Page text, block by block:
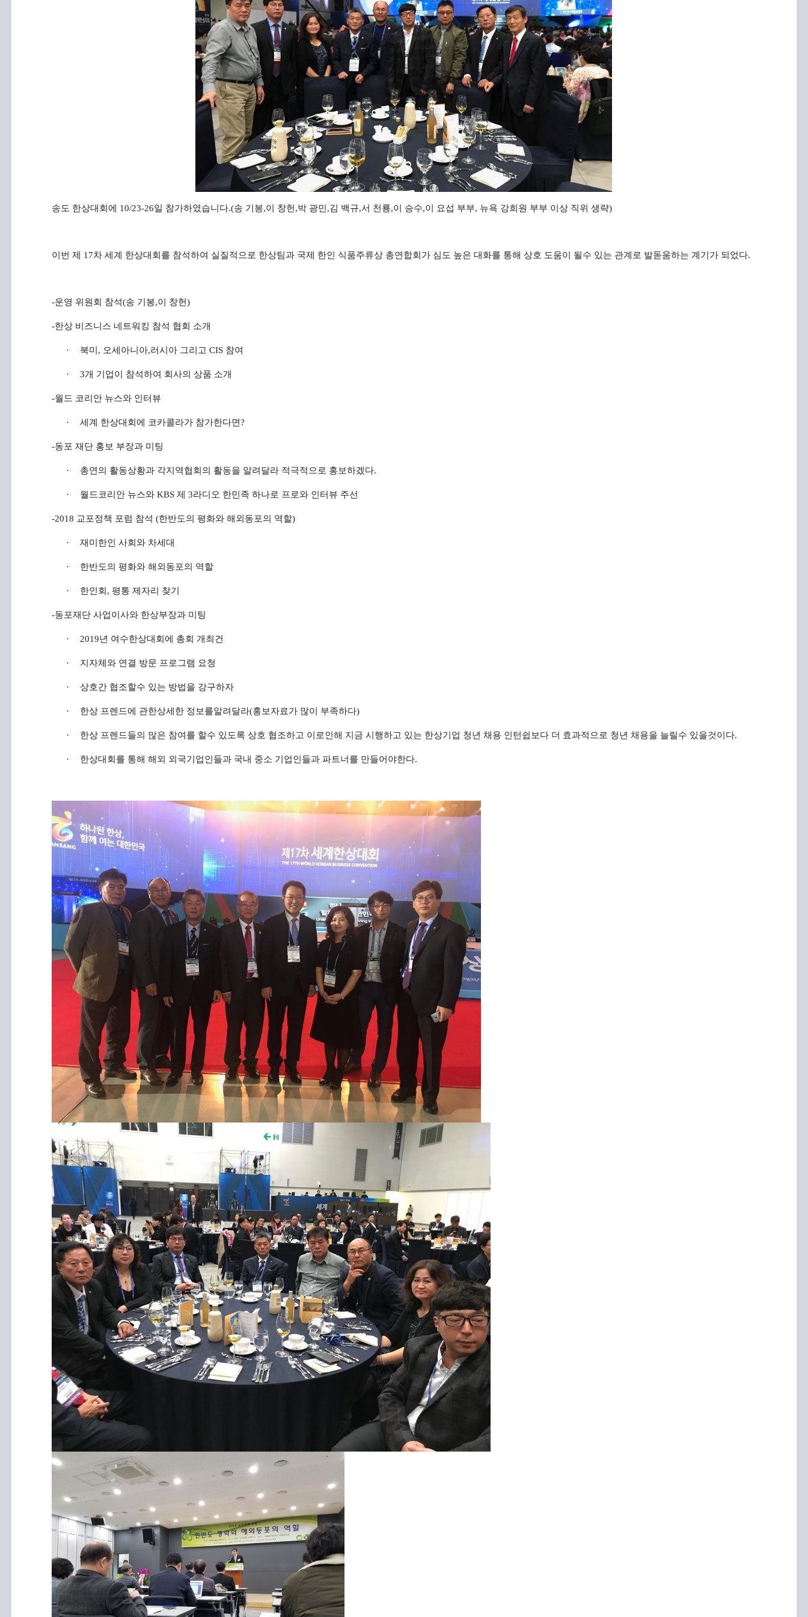
송도 한상대회에 10/23-26일 참가하였습니다.(송 기봉,이 창헌,박 광민,김 백규,서 천룡,이 승수,이 요섭 부부, 뉴욕 강희원 부부 이상 직위 생략)
이번 제 17차 세계 한상대회를 참석하여 실질적으로 한상팀과 국제 한인 식품주류상 총연합회가 심도 높은 대화를 통해 상호 도움이 될수 있는 관계로 발돋움하는 계기가 되었다.
-운영 위원회 참석(송 기봉,이 창헌)
-한상 비즈니스 네트워킹 참석 협회 소개
· 북미 , 오세아니아,러시아 그리고 CIS 참여
· 3개 기업이 참석하여 회사의 상품 소개
-월드 코리안 뉴스와 인터뷰
· 세계 한상대회에 코카콜라가 참가한다면?
-동포 재단 홍보 부장과 미팅
· 총연의 활동상황과 각지역협회의 활동을 알려달라 적극적으로 홍보하겠다.
· 월드코리안 뉴스와KBS 제 3라디오 한민족 하나로 프로와 인터뷰 주선
-2018 교포정책 포럼 참석 (한반도의 평화와 해외동포의 역할)
· 재미한인 사회와 차세대
· 한반도의 평화와 해외동포의 역할
· 한인회 , 평통 제자리 찾기
-동포재단 사업이사와 한상부장과 미팅
· 2019년 여수한상대회에 총회 개최건
· 지자체와 연결 방문 프로그램 요청
· 상호간 협조할수 있는 방법을 강구하자
· 한상 프렌드에 관한상세한 정보를알려달라(홍보자료가 많이 부족하다)
· 한상 프렌드들의 많은 참여를 할수 있도록 상호 협조하고 이로인해 지금 시행하고 있는 한상기업 청년 채용 인턴쉽보다 더 효과적으로 청년 채용을 늘릴수 있을것이다.
· 한상대회를 통해 해외 외국기업인들과 국내 중소 기업인들과 파트너를 만들어야한다.